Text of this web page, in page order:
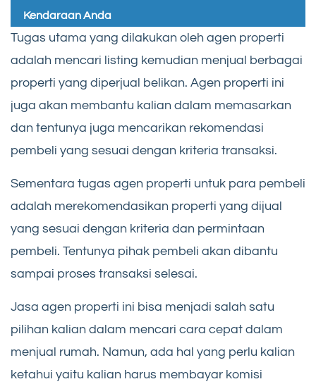
Kendaraan Anda
Tugas utama yang dilakukan oleh agen properti
adalah mencari listing kemudian menjual berbagai
properti yang diperjual belikan. Agen properti ini
juga akan membantu kalian dalam memasarkan
dan tentunya juga mencarikan rekomendasi
pembeli yang sesuai dengan kriteria transaksi.
Sementara tugas agen properti untuk para pembeli
adalah merekomendasikan properti yang dijual
yang sesuai dengan kriteria dan permintaan
pembeli. Tentunya pihak pembeli akan dibantu
sampai proses transaksi selesai.
Jasa agen properti ini bisa menjadi salah satu
pilihan kalian dalam mencari cara cepat dalam
menjual rumah. Namun, ada hal yang perlu kalian
ketahui yaitu kalian harus membayar komisi